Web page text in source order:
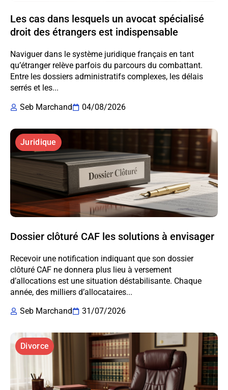
Les cas dans lesquels un avocat spécialisé
droit des étrangers est indispensable
Naviguer dans le système juridique français en tant
qu’étranger relève parfois du parcours du combattant.
Entre les dossiers administratifs complexes, les délais
serrés et les...
Seb Marchand
04/08/2026
Juridique
Dossier clôturé CAF les solutions à envisager
Recevoir une notification indiquant que son dossier
clôturé CAF ne donnera plus lieu à versement
d’allocations est une situation déstabilisante. Chaque
année, des milliers d’allocataires...
Seb Marchand
31/07/2026
Divorce